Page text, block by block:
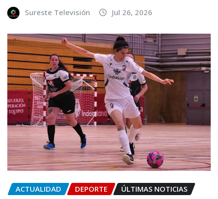
Sureste Televisión Jul 26, 2026
ACTUALIDAD DEPORTE ÚLTIMAS NOTICIAS